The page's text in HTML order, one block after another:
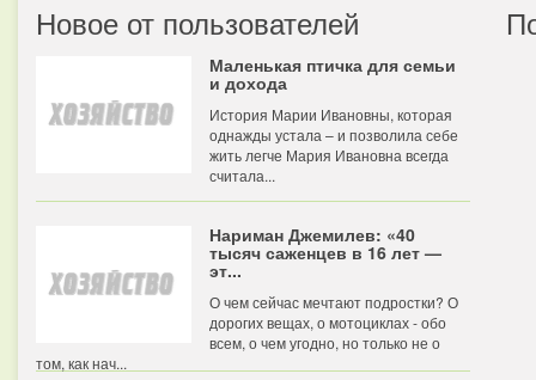
Новое от пользователей
Маленькая птичка для семьи
и дохода
История Марии Ивановны, которая
однажды устала – и позволила себе
жить легче Мария Ивановна всегда
считала...
Нариман Джемилев: «40
тысяч саженцев в 16 лет —
эт...
О чем сейчас мечтают подростки? О
дорогих вещах, о мотоциклах - обо
всем, о чем угодно, но только не о
том, как нач...